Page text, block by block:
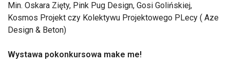
Min. Oskara Zięty, Pink Pug Design, Gosi Golińskiej,
Kosmos Projekt czy Kolektywu Projektowego PLecy ( Aze
Design & Beton)
Wystawa pokonkursowa make me!